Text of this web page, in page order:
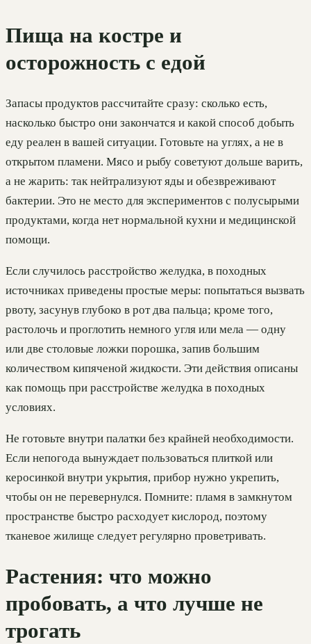
Пища на костре и
осторожность с едой
Запасы продуктов рассчитайте сразу: сколько есть,
насколько быстро они закончатся и какой способ добыть
еду реален в вашей ситуации. Готовьте на углях, а не в
открытом пламени. Мясо и рыбу советуют дольше варить,
а не жарить: так нейтрализуют яды и обезвреживают
бактерии. Это не место для экспериментов с полусырыми
продуктами, когда нет нормальной кухни и медицинской
помощи.
Если случилось расстройство желудка, в походных
источниках приведены простые меры: попытаться вызвать
рвоту, засунув глубоко в рот два пальца; кроме того,
растолочь и проглотить немного угля или мела — одну
или две столовые ложки порошка, запив большим
количеством кипяченой жидкости. Эти действия описаны
как помощь при расстройстве желудка в походных
условиях.
Не готовьте внутри палатки без крайней необходимости.
Если непогода вынуждает пользоваться плиткой или
керосинкой внутри укрытия, прибор нужно укрепить,
чтобы он не перевернулся. Помните: пламя в замкнутом
пространстве быстро расходует кислород, поэтому
тканевое жилище следует регулярно проветривать.
Растения: что можно
пробовать, а что лучше не
трогать